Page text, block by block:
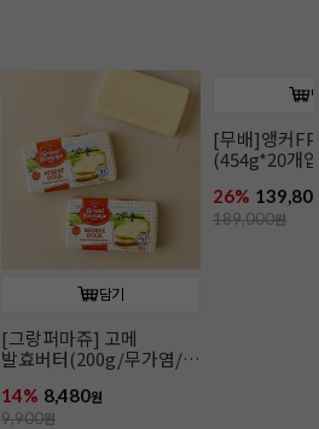
담기
앵커FP락틱버터(454g/
발효버터)
21% 6,990원
8,900원